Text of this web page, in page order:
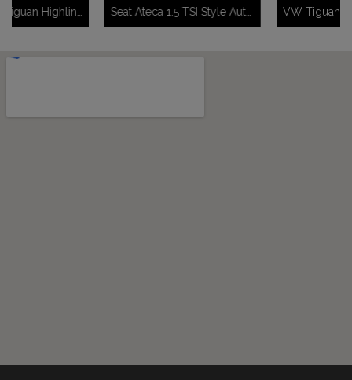
Volkswagen Tiguan Highline 1.4 TSI Trekhaak Virtual ACC Pano LED CarPlay Seat Ateca 1.5 TSI Style Automaat LED Virtual Camera CarPlay